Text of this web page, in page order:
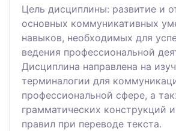
Цель дисциплины: развитие и
основных коммуникативных
навыков, необходимых для
ведения профессиональной
Дисциплина направлена на
терминалогии для
профессиональной сфере, а
грамматических конструкций
правил при переводе текста.